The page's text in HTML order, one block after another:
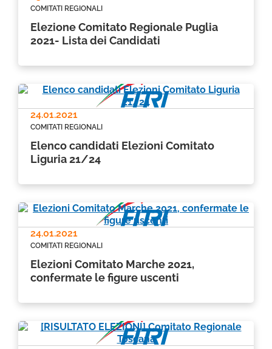
COMITATI REGIONALI
Elezione Comitato Regionale Puglia
2021- Lista dei Candidati
24.01.2021
COMITATI REGIONALI
Elenco candidati Elezioni Comitato
Liguria 21/24
24.01.2021
COMITATI REGIONALI
Elezioni Comitato Marche 2021,
confermate le figure uscenti